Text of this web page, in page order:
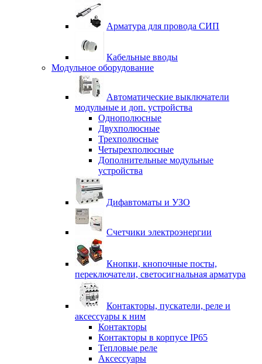
Арматура для провода СИП
Кабельные вводы
Модульное оборудование
Автоматические выключатели
модульные и доп. устройства
Однополюсные
Двухполюсные
Трехполюсные
Четырехполюсные
Дополнительные модульные
устройства
Дифавтоматы и УЗО
Счетчики электроэнергии
Кнопки, кнопочные посты,
переключатели, светосигнальная арматура
Контакторы, пускатели, реле и
аксессуары к ним
Контакторы
Контакторы в корпусе IP65
Тепловые реле
Аксессуары